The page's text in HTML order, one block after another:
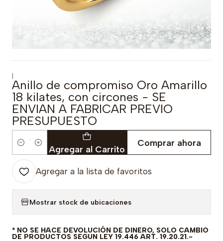
|
Anillo de compromiso Oro Amarillo
18 kilates, con circones - SE
ENVIAN A FABRICAR PREVIO
PRESUPUESTO
Cantidad Agregar al Carrito
Comprar ahora
Agregar a la lista de favoritos
Mostrar stock de ubicaciones
* NO SE HACE DEVOLUCIÓN DE DINERO, SOLO CAMBIO
DE PRODUCTOS SEGUN LEY 19.446 ART. 19.20.21.-